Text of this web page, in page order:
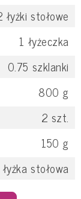
łyżki stołowe
1 łyżeczka
0.75 szklanki
800 g
2 szt.
150 g
łyżka stołowa